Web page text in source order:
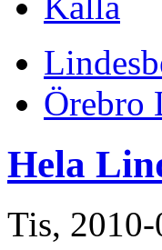
Örebro
Hela
Tis,